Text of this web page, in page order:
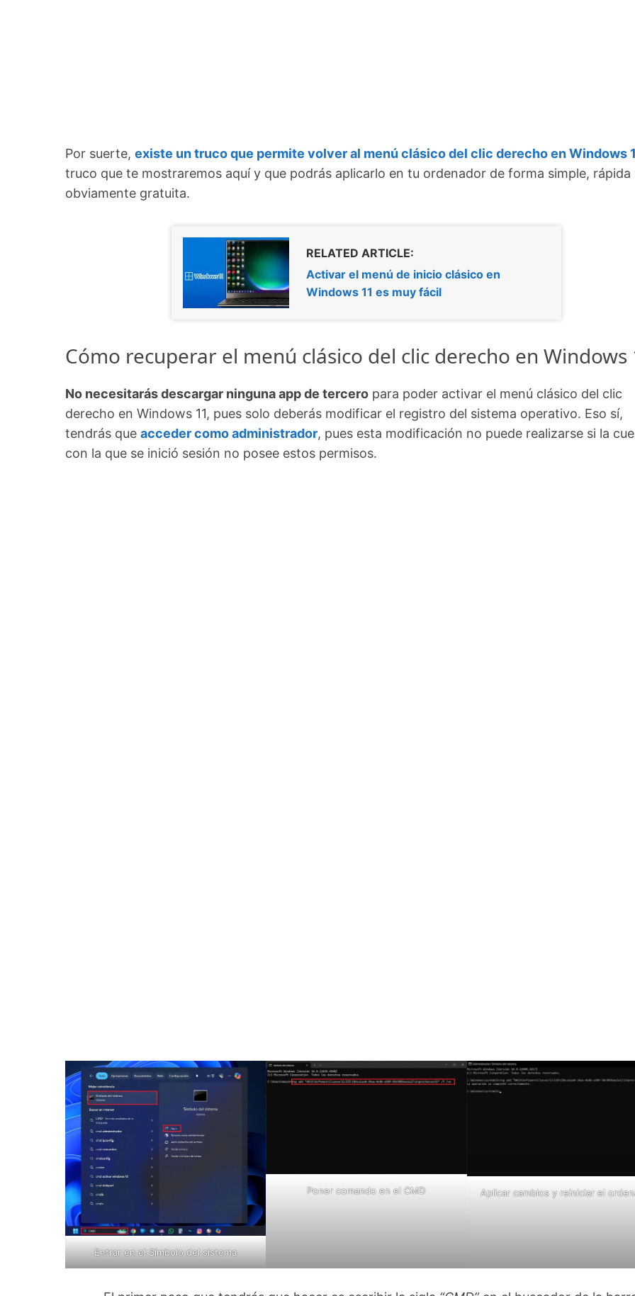
Por suerte, existe un truco que permite volver al menú clásico del clic derecho en Windows
truco que te mostraremos aquí y que podrás aplicarlo en tu ordenador de forma simple, rápida
obviamente gratuita.
RELATED ARTICLE:
Activar el menú de inicio clásico en
Windows 11 es muy fácil
Cómo recuperar el menú clásico del clic derecho en Windows
No necesitarás descargar ninguna app de tercero para poder activar el menú clásico del clic
derecho en Windows 11, pues solo deberás modificar el registro del sistema operativo. Eso sí,
tendrás que acceder como administrador, pues esta modificación no puede realizarse si la
con la que se inició sesión no posee estos permisos.
Entrar en el Símbolo del sistema
Poner comando en el CMD Aplicar cambios y reiniciar el